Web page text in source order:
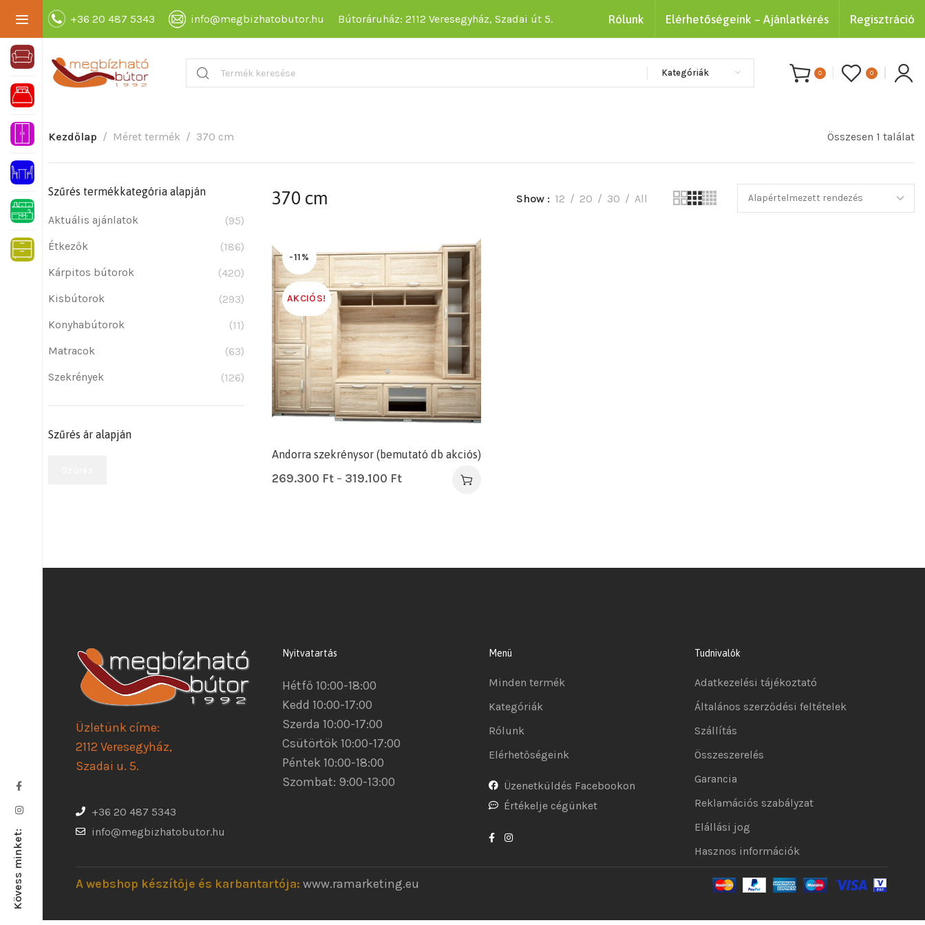
+36 20 487 5343 info@megbizhatobutor.hu Bútoráruház: 2112 Veresegyház, Szadai út 5. Rólunk Elérhetőségeink – Ajánlatkérés Regisztráció
Kategóriák 0 0
Kezdőlap Méret termék 370 cm Összesen 1 találat
Szűrés termékkategória alapján
Aktuális ajánlatok
(95)
Étkezők
(186)
Kárpitos bútorok
(420)
Kisbútorok
(293)
Konyhabútorok
(11)
Matracok
(63)
Szekrények
(126)
Szűrés ár alapján
370 cm Show 12 20 30 All
-11%
AKCIÓS!
Andorra szekrénysor (bemutató db akciós)
269.300 Ft – 319.100 Ft
Üzletünk címe:
2112 Veresegyház,
Szadai u. 5.
+36 20 487 5343
info@megbizhatobutor.hu
Nyitvatartás
Hétfő 10:00-18:00
Kedd 10:00-17:00
Szerda 10:00-17:00
Csütörtök 10:00-17:00
Péntek 10:00-18:00
Szombat: 9:00-13:00
Menü
Minden termék
Kategóriák
Rólunk
Elérhetőségeink
Üzenetküldés Facebookon
Értékelje cégünket
Tudnivalók
Adatkezelési tájékoztató
Általános szerződési feltételek
Szállítás
Összeszerelés
Garancia
Reklamációs szabályzat
Elállási jog
Hasznos információk
A webshop készítője és karbantartója: www.ramarketing.eu
Kövess minket: